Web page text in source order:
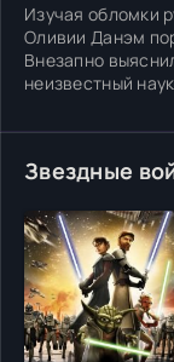
Изучая обломки
Оливии Данэм
Внезапно
неизвестный
героине
штамма.
Звездные